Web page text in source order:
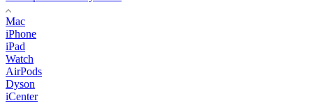
Mac
iPhone
iPad
Watch
AirPods
Dyson
iCenter